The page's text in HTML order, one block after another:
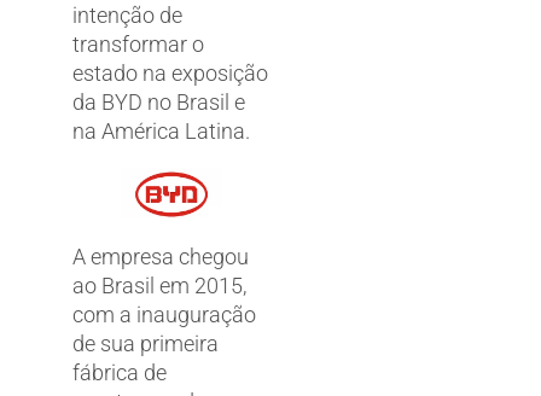
intenção de
transformar o
estado na exposição
da BYD no Brasil e
na América Latina.
A empresa chegou
ao Brasil em 2015,
com a inauguração
de sua primeira
fábrica de